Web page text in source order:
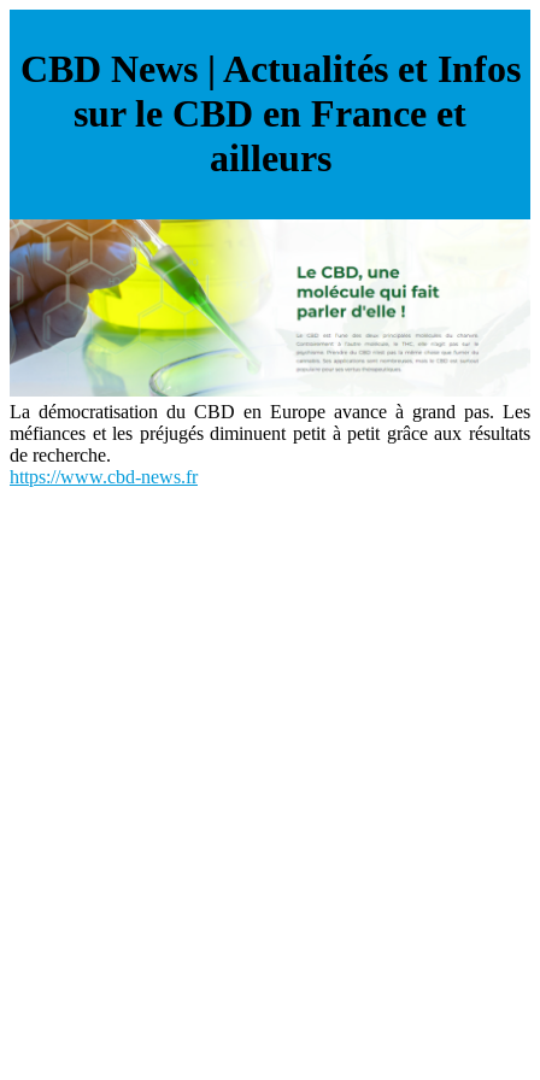
CBD News | Actualités et Infos
sur le CBD en France et
ailleurs
La démocratisation du CBD en Europe avance à grand pas. Les
méfiances et les préjugés diminuent petit à petit grâce aux résultats
de recherche.
https://www.cbd-news.fr